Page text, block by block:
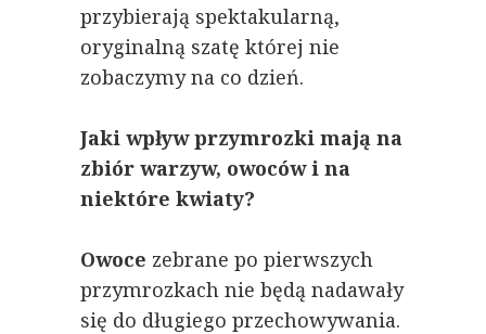
przybierają spektakularną,
oryginalną szatę której nie
zobaczymy na co dzień.
Jaki wpływ przymrozki mają na
zbiór warzyw, owoców i na
niektóre kwiaty?
Owoce zebrane po pierwszych
przymrozkach nie będą nadawały
się do długiego przechowywania.